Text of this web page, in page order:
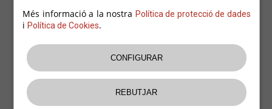
Full Time Disseny Gràfic
GM Cloud Design
Impremta Palafrugell
Jose Luis Aznar
Josep Maria Farrarons-Turró
Més informació a la nostra Política de protecció de dades
iPolítica de Cookies.